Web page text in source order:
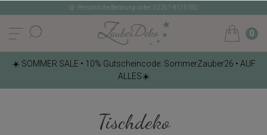
Persönliche Beratung unter: 02261-8175180
0
☀️ SOMMER SALE • 10% Gutscheincode: SommerZauber26 • AUF
ALLES☀️
Tischdeko